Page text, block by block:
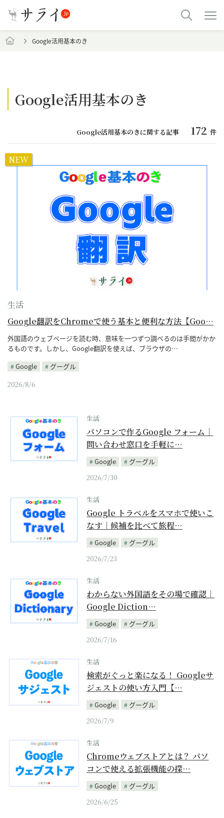
Google活用基本のき
Google活用基本のき
Google活用基本のきに関する記事 172 件
生活
Google翻訳をChromeで使う基本と便利な方法【Goo…
外国語のウェブページを読む時、意味を一つずつ調べるのは手間がかか
るものです。しかし、Google翻訳を使えば、ブラウザの…
Google
グーグル
2026/8/6
NEW
生活
パソコンで作るGoogle フォーム｜
問い合わせ窓口を手軽に…
Google
グーグル
2026/7/30
生活
Google トラベルをスマホで使いこ
なす｜候補を比べて旅程…
Google
グーグル
2026/7/23
生活
わからない外国語をその場で確認｜
Google Diction…
Google
グーグル
2026/7/16
生活
検索がぐっと楽になる！ Googleサ
ジェストの使い方入門【…
Google
グーグル
2026/7/9
生活
Chromeウェブストアとは？ パソ
コンで使える拡張機能の探…
Google
グーグル
2026/6/25